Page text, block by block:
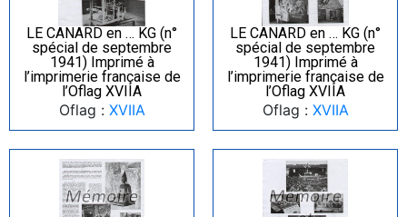
LE CANARD en … KG (n°
spécial de septembre
1941) Imprimé à
l’imprimerie française de
l’Oflag XVIIA
Oflag : XVIIA
LE CANARD en … KG (n°
spécial de septembre
1941) Imprimé à
l’imprimerie française de
l’Oflag XVIIA
Oflag : XVIIA